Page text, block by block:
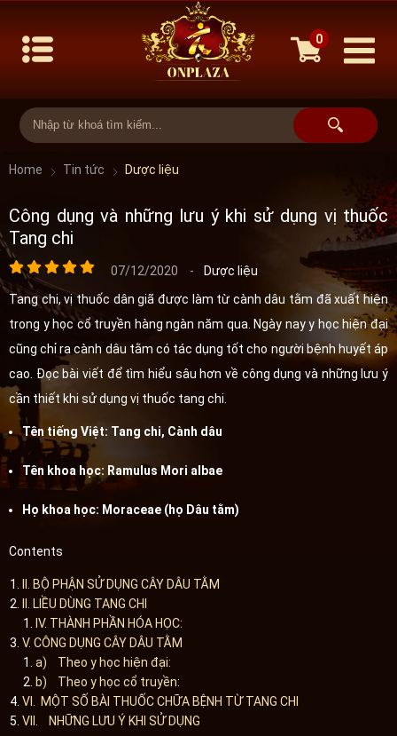
0
Home Tin tức Dược liệu
Công dụng và những lưu ý khi sử dụng vị thuốc
Tang chi
07/12/2020 -
Dược liệu
Tang chi, vị thuốc dân giã được làm từ cành dâu tằm đã xuất hiện
trong y học cổ truyền hàng ngàn năm qua. Ngày nay y học hiện đại
cũng chỉ ra cành dâu tằm có tác dụng tốt cho người bệnh huyết áp
cao. Đọc bài viết để tìm hiểu sâu hơn về công dụng và những lưu ý
cần thiết khi sử dụng vị thuốc tang chi.
Tên tiếng Việt: Tang chi, Cành dâu
Tên khoa học: Ramulus Mori albae
Họ khoa học: Moraceae (họ Dâu tằm)
Contents
II. BỘ PHẬN SỬ DỤNG CÂY DÂU TẰM
II. LIỀU DÙNG TANG CHI
IV. THÀNH PHẦN HÓA HỌC:
V. CÔNG DỤNG CÂY DÂU TẰM
a) Theo y học hiện đại:
b) Theo y học cổ truyền:
VI. MỘT SỐ BÀI THUỐC CHỮA BỆNH TỪ TANG CHI
VII. NHỮNG LƯU Ý KHI SỬ DỤNG